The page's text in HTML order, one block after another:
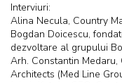
Interviuri:
Alina Necula, Country
Bogdan Doicescu,
dezvoltare al grupului
Arh. Constantin Medaru,
Architects (Med Line